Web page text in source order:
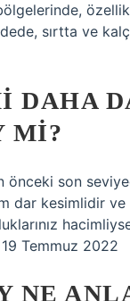
sırtta ve
DAHA
MI?
önceki son
dar kesimlidir
Temmuz 2022
NE